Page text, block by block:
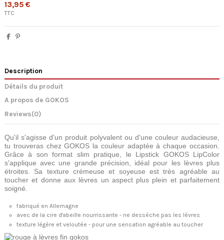
13,95 €
TTC
Description
Détails du produit
A propos de GOKOS
Reviews(0)
Qu'il s'agisse d'un produit polyvalent ou d'une couleur audacieuse,
tu trouveras chez GOKOS la couleur adaptée à chaque occasion.
Grâce à son format slim pratique, le Lipstick GOKOS LipColor
s'applique avec une grande précision, idéal pour les lèvres plus
étroites. Sa texture crémeuse et soyeuse est très agréable au
toucher et donne aux lèvres un aspect plus plein et parfaitement
soigné.
fabriqué en Allemagne
avec de la cire d'abeille nourrissante - ne dessèche pas les lèvres
texture légère et veloutée - pour une sensation agréable au toucher